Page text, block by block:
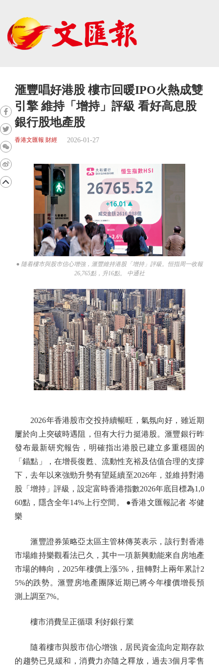
滙豐唱好港股 樓市回暖IPO火熱成雙
引擎 維持「增持」評級 看好高息股
銀行股地產股
香港文匯報 財經 2026-01-27
● 隨着樓市與股市信心增強，滙豐維持港股「增持」評級。恒指周一收報
26,765點，升16點。 中通社
2026年香港股市交投持續暢旺，氣氛向好，雖近期
屢於向上突破時遇阻，但有大行力挺港股。滙豐銀行昨
發布最新研究報告，明確指出港股已建立多重穩固的
「錨點」，在增長復甦、流動性充裕及估值合理的支撐
下，去年以來強勁升勢有望延續至2026年，並維持對港
股「增持」評級，設定富時香港指數2026年底目標為1,0
60點，隱含全年14%上行空間。 ●香港文匯報記者 岑健
樂
滙豐證券策略亞太區主管林傳英表示，該行對香港
市場維持樂觀看法已久，其中一項新興動能來自房地產
市場的轉向，2025年樓價上漲5%，扭轉對上兩年累計2
5%的跌勢。滙豐房地產團隊近期已將今年樓價增長預
測上調至7%。
樓市消費呈正循環 利好銀行業
隨着樓市與股市信心增強，居民資金流向定期存款
的趨勢已見緩和，消費力亦隨之釋放，過去3個月零售